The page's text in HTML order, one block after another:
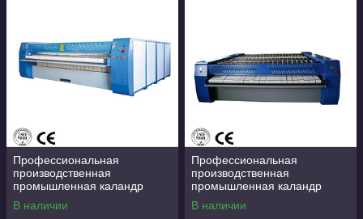
Профессиональная
производственная
промышленная каландр
гостиничная автоматическая
гладильная машина с
В наличии
Профессиональная
производственная
промышленная каландр
гостиничная автоматическая
гладильная машина с
В наличии